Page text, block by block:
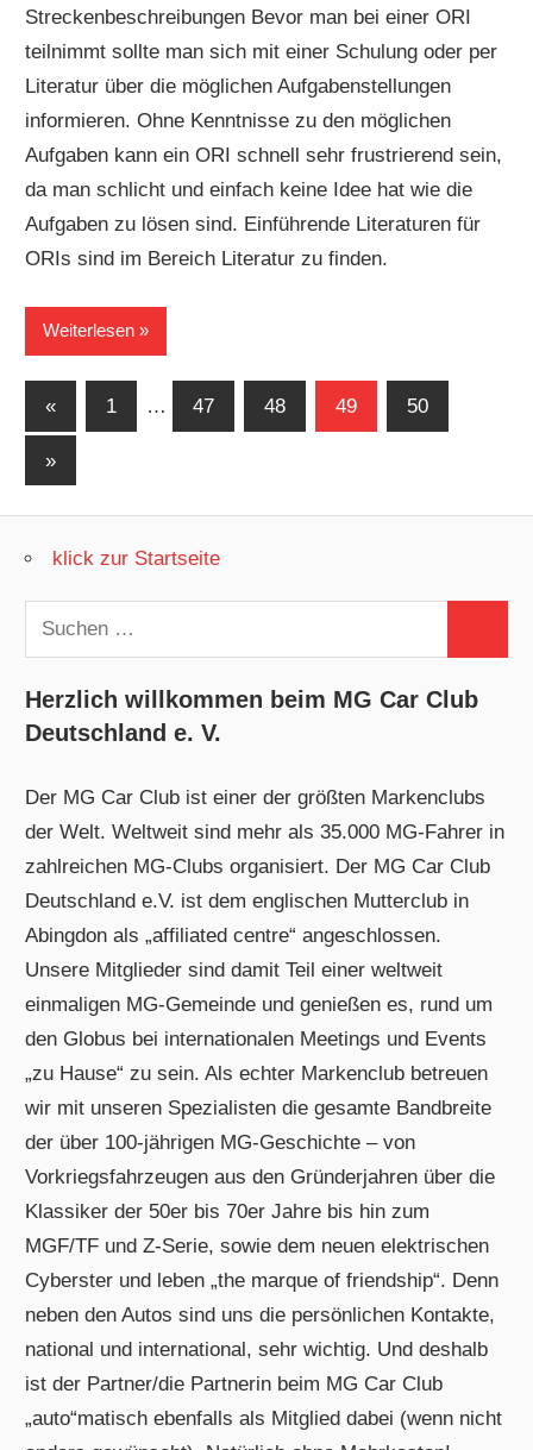
Streckenbeschreibungen Bevor man bei einer ORI
teilnimmt sollte man sich mit einer Schulung oder per
Literatur über die möglichen Aufgabenstellungen
informieren. Ohne Kenntnisse zu den möglichen
Aufgaben kann ein ORI schnell sehr frustrierend sein,
da man schlicht und einfach keine Idee hat wie die
Aufgaben zu lösen sind. Einführende Literaturen für
ORIs sind im Bereich Literatur zu finden.
Weiterlesen
Seitennummerierung
der
Beiträge
«Vorherige
Beiträge
1 … 47 48 49 50
Nächste
»
klick zur Startseite
Suchen
nach:
Herzlich willkommen beim MG Car Club
Deutschland e. V.
Der MG Car Club ist einer der größten Markenclubs
der Welt. Weltweit sind mehr als 35.000 MG-Fahrer in
zahlreichen MG-Clubs organisiert. Der MG Car Club
Deutschland e.V. ist dem englischen Mutterclub in
Abingdon als „affiliated centre“ angeschlossen.
Unsere Mitglieder sind damit Teil einer weltweit
einmaligen MG-Gemeinde und genießen es, rund um
den Globus bei internationalen Meetings und Events
„zu Hause“ zu sein. Als echter Markenclub betreuen
wir mit unseren Spezialisten die gesamte Bandbreite
der über 100-jährigen MG-Geschichte – von
Vorkriegsfahrzeugen aus den Gründerjahren über die
Klassiker der 50er bis 70er Jahre bis hin zum
MGF/TF und Z-Serie, sowie dem neuen elektrischen
Cyberster und leben „the marque of friendship“. Denn
neben den Autos sind uns die persönlichen Kontakte,
national und international, sehr wichtig. Und deshalb
ist der Partner/die Partnerin beim MG Car Club
„auto“matisch ebenfalls als Mitglied dabei (wenn nicht